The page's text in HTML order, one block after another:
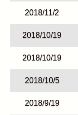
2018/11/2
2018/10/19
2018/10/19
2018/10/5
2018/9/19